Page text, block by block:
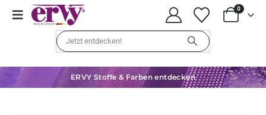
0
ERVY Stoffe & Farben entdecken